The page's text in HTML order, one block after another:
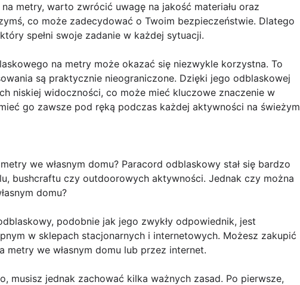
metry, warto zwrócić uwagę na jakość materiału oraz
co może zadecydować o Twoim bezpieczeństwie. Dlatego
spełni swoje zadanie w każdej sytuacji.
na metry może okazać się niezwykle korzystna. To
są praktycznie nieograniczone. Dzięki jego odblaskowej
niskiej widoczności, co może mieć kluczowe znaczenie w
go zawsze pod ręką podczas każdej aktywności na świeżym
we własnym domu? Paracord odblaskowy stał się bardzo
bushcraftu czy outdoorowych aktywności. Jednak czy można
domu?
podobnie jak jego zwykły odpowiednik, jest
w sklepach stacjonarnych i internetowych. Możesz zakupić
we własnym domu lub przez internet.
musisz jednak zachować kilka ważnych zasad. Po pierwsze,